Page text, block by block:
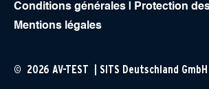
Conditions générales Protection
Mentions légales
© 2026 AV-TEST | SITS Deutschland GmbH